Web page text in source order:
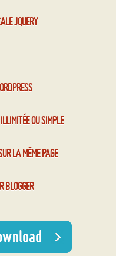
JQUERY
OU SIMPLE
LA MÊME PAGE
BLOGGER